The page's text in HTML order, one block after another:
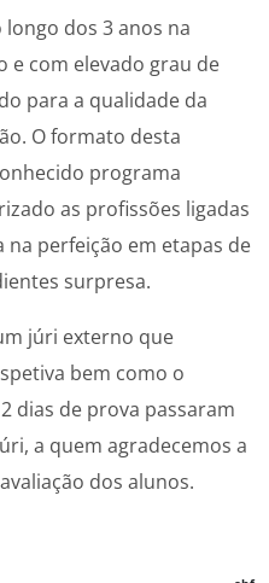
dos 3 anos na
e com elevado grau de
para a qualidade da
O formato desta
programa
as profissões ligadas
na perfeição em etapas de
surpresa.
júri externo que
bem como o
dias de prova passaram
a quem agradecemos a
dos alunos.